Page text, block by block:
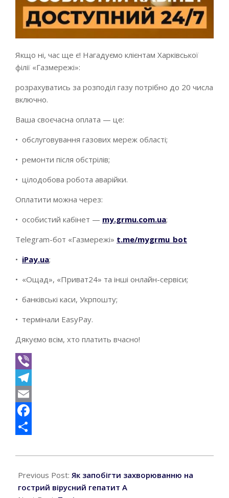
Якщо ні, час ще є! Нагадуємо клієнтам Харківської
філії «Газмережі»:
розрахуватись за розподіл газу потрібно до 20 числа
включно.
Ваша своєчасна оплата — це:
• обслуговування газових мереж області;
• ремонти після обстрілів;
• цілодобова робота аварійки.
Оплатити можна через:
• особистий кабінет — my.grmu.com.ua;
Telegram-бот «Газмережі» t.me/mygrmu_bot
• iPay.ua;
• «Ощад», «Приват24» та інші онлайн-сервіси;
• банківські каси, Укрпошту;
• термінали EasyPay.
Дякуємо всім, хто платить вчасно!
Viber
Telegram
Email
Facebook
11-
10
Previous Post: Як запобігти захворюванню на
гострий вірусний гепатит А